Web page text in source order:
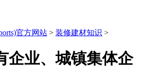
官方网站 > 装修建材知识 >
企业、城镇集体企